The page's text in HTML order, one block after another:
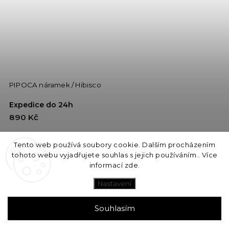
Tento web používá soubory cookie. Dalším procházením
tohoto webu vyjadřujete souhlas s jejich používáním.. Více
informací zde
Nastavení
Souhlasím
PIPOCA náramek / Hibisco
Expedice do 24h
890 Kč
DETAIL